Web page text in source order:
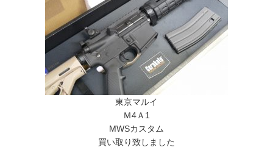
東京マルイ
Ｍ4Ａ1
MWSカスタム
買い取り致しました